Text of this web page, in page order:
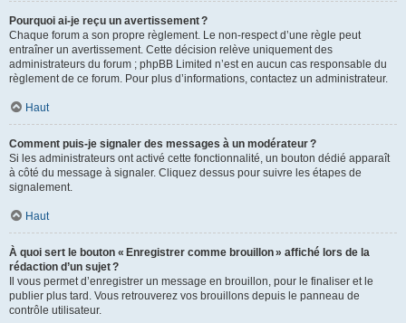
Pourquoi ai-je reçu un avertissement ?
Chaque forum a son propre règlement. Le non-respect d’une règle peut
entraîner un avertissement. Cette décision relève uniquement des
administrateurs du forum ; phpBB Limited n’est en aucun cas responsable du
règlement de ce forum. Pour plus d’informations, contactez un administrateur.
Haut
Comment puis-je signaler des messages à un modérateur ?
Si les administrateurs ont activé cette fonctionnalité, un bouton dédié apparaît
à côté du message à signaler. Cliquez dessus pour suivre les étapes de
signalement.
Haut
À quoi sert le bouton « Enregistrer comme brouillon » affiché lors de la
rédaction d’un sujet ?
Il vous permet d’enregistrer un message en brouillon, pour le finaliser et le
publier plus tard. Vous retrouverez vos brouillons depuis le panneau de
contrôle utilisateur.